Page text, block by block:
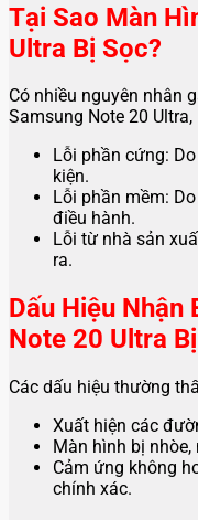
Tại Sao Màn
Ultra Bị Sọc?
Có nhiều nguyên nhân
Samsung Note 20 Ultra,
Lỗi phần cứng:
kiện.
Lỗi phần mềm:
điều hành.
Lỗi từ nhà sản
ra.
Dấu Hiệu Nhận
Note 20 Ultra
Các dấu hiệu thường
Xuất hiện các
Màn hình bị
Cảm ứng không
chính xác.